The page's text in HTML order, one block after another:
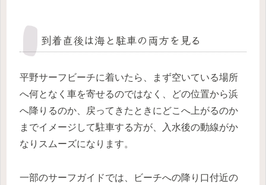
到着直後は海と駐車の両方を見る
平野サーフビーチに着いたら、まず空いている場所
へ何となく車を寄せるのではなく、どの位置から浜
へ降りるのか、戻ってきたときにどこへ上がるのか
までイメージして駐車する方が、入水後の動線がか
なりスムーズになります。
一部のサーフガイドでは、ビーチへの降り口付近の